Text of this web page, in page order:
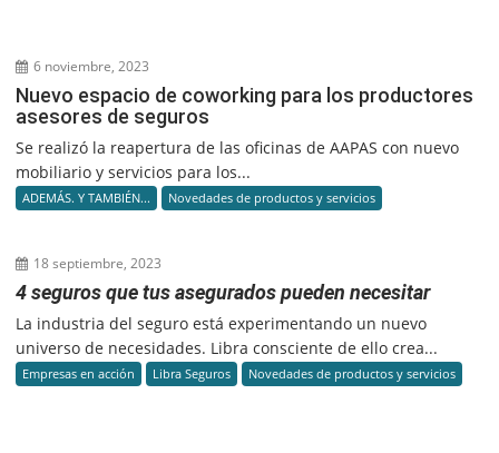
6 noviembre, 2023
Nuevo espacio de coworking para los productores
asesores de seguros
Se realizó la reapertura de las oficinas de AAPAS con nuevo
mobiliario y servicios para los...
ADEMÁS. Y TAMBIÉN... Novedades de productos y servicios
18 septiembre, 2023
4 seguros que tus asegurados pueden necesitar
La industria del seguro está experimentando un nuevo
universo de necesidades. Libra consciente de ello crea...
Empresas en acción Libra Seguros Novedades de productos y servicios